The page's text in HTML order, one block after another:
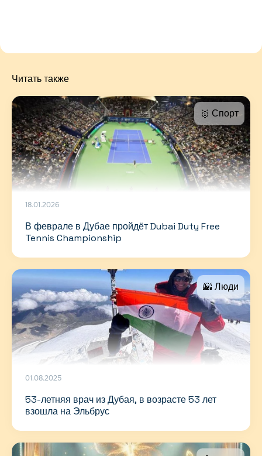
Читать также
🥇 Спорт
18.01.2026
В феврале в Дубае пройдёт Dubai Duty Free
Tennis Championship
🌇 Люди
01.08.2025
53-летняя врач из Дубая, в возрасте 53 лет
взошла на Эльбрус